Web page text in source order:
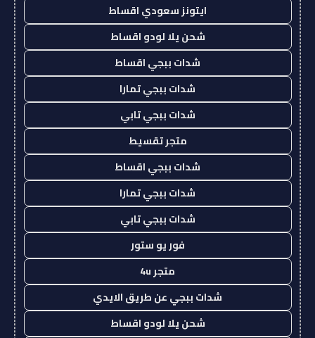
ايتونز سعودي اقساط
شحن يلا لودو اقساط
شدات ببجي اقساط
شدات ببجي تمارا
شدات ببجي تابي
متجر تقسيط
شدات ببجي اقساط
شدات ببجي تمارا
شدات ببجي تابي
فور يو ستور
متجر 4u
شدات ببجي عن طريق الايدي
شحن يلا لودو اقساط